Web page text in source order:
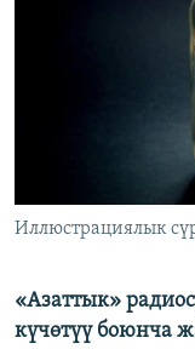
ЫҢГАЙСЫЗ
ЭЕ/АРнун
Иллюстрациялык
«Азаттык»
күчөтүү боюнча